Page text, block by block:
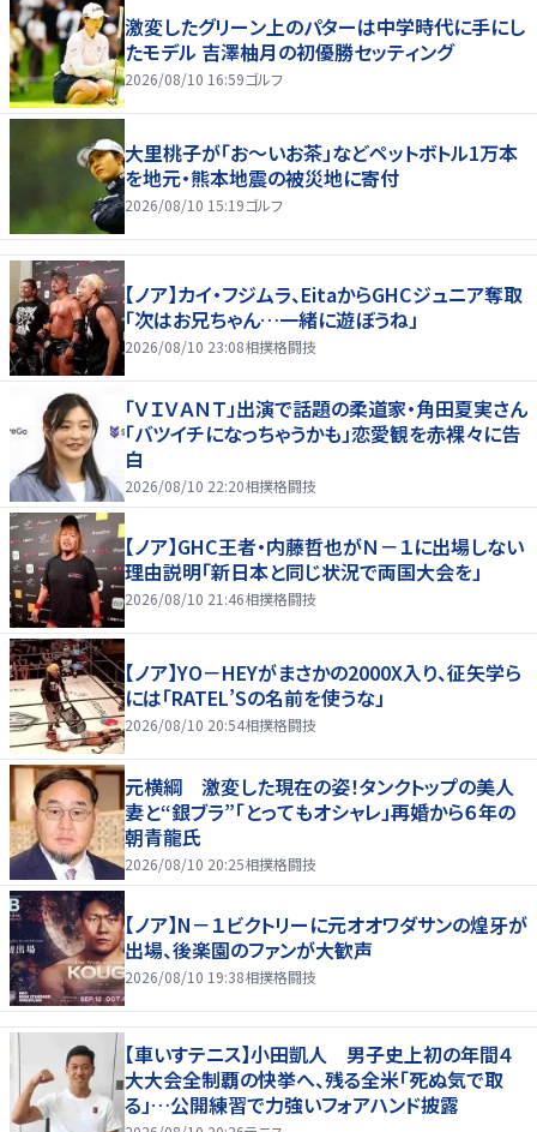
激変したグリーン上のパターは中学時代に手にし
たモデル 吉澤柚月の初優勝セッティング
2026/08/10 16:59ゴルフ
大里桃子が「お～いお茶」などペットボトル1万本
を地元・熊本地震の被災地に寄付
2026/08/10 15:19ゴルフ
【ノア】カイ・フジムラ、EitaからGHCジュニア奪取
「次はお兄ちゃん…一緒に遊ぼうね」
2026/08/10 23:08相撲格闘技
「ＶＩＶＡＮＴ」出演で話題の柔道家・角田夏実さん
「バツイチになっちゃうかも」恋愛観を赤裸々に告
白
2026/08/10 22:20相撲格闘技
【ノア】GHC王者・内藤哲也がＮ－１に出場しない
理由説明「新日本と同じ状況で両国大会を」
2026/08/10 21:46相撲格闘技
【ノア】YO－HEYがまさかの2000X入り、征矢学ら
には「RATEL’Sの名前を使うな」
2026/08/10 20:54相撲格闘技
元横綱 激変した現在の姿！タンクトップの美人
妻と“銀ブラ”「とってもオシャレ」再婚から６年の
朝青龍氏
2026/08/10 20:25相撲格闘技
【ノア】N－１ビクトリーに元オオワダサンの煌牙が
出場、後楽園のファンが大歓声
2026/08/10 19:38相撲格闘技
【車いすテニス】小田凱人 男子史上初の年間４
大大会全制覇の快挙へ、残る全米「死ぬ気で取
る」…公開練習で力強いフォアハンド披露